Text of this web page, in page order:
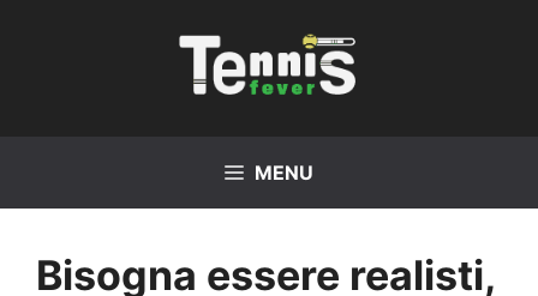
MENU
Bisogna essere realisti,